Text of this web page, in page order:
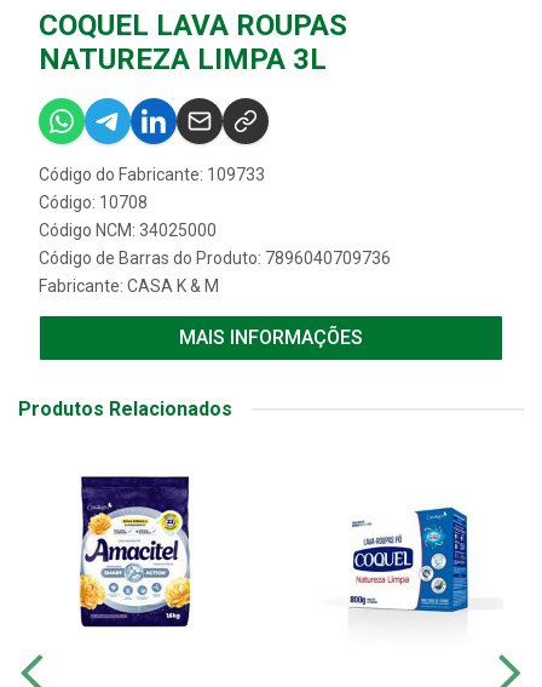
COQUEL LAVA ROUPAS
NATUREZA LIMPA 3L
Código do Fabricante: 109733
Código: 10708
Código NCM: 34025000
Código de Barras do Produto: 7896040709736
Fabricante: CASA K & M
MAIS INFORMAÇÕES
Produtos Relacionados